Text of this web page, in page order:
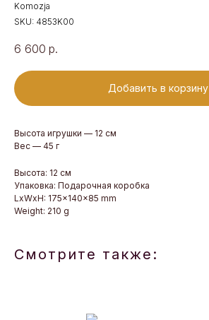
Komozja
SKU: 4853K00
6 600 р.
Добавить в корзину
Высота игрушки — 12 см
Вес — 45 г
Высота: 12 см
Упаковка: Подарочная коробка
LxWxH: 175x140x85 mm
Weight: 210 g
Смотрите также: